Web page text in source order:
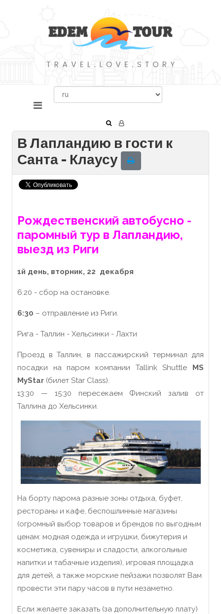
В Лапландию в гости к
Санта - Клаусу
Рождественский автобусно -
паромный тур в Лапландию,
выезд из Риги
1й день, вторник, 22 декабря
6:20 - сбор на остановке.
6:30 – отправление из Риги.
Рига - Таллин - Хельсинки - Лахти
Проезд в Таллин, в пассажирский терминал для
посадки на паром компании Tallink Shuttle MS
MyStar (билет Star Class).
13:30 — 15:30 пересекаем Финский залив от
Таллина до Хельсинки.
На борту парома разные зоны отдыха, буфет,
рестораны и кафе, беспошлинные магазины
(огромный выбор товаров и брендов по выгодным
ценам: модная одежда и игрушки, бижутерия и
косметика, сувениры и сладости, алкогольные
напитки и табачные изделия), игровая площадка
для детей, а также морские пейзажи позволят Вам
провести эти пару часов в пути незаметно.
Если желаете заказать (за дополнительную плату)